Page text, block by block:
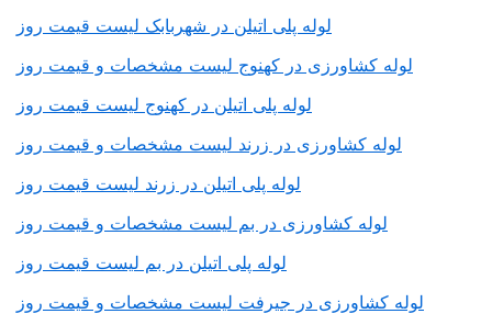
لوله پلی اتیلن در شهربابک لیست قیمت روز
لوله کشاورزی در کهنوج لیست مشخصات و قیمت روز
لوله پلی اتیلن در کهنوج لیست قیمت روز
لوله کشاورزی در زرند لیست مشخصات و قیمت روز
لوله پلی اتیلن در زرند لیست قیمت روز
لوله کشاورزی در بم لیست مشخصات و قیمت روز
لوله پلی اتیلن در بم لیست قیمت روز
لوله کشاورزی در جیرفت لیست مشخصات و قیمت روز